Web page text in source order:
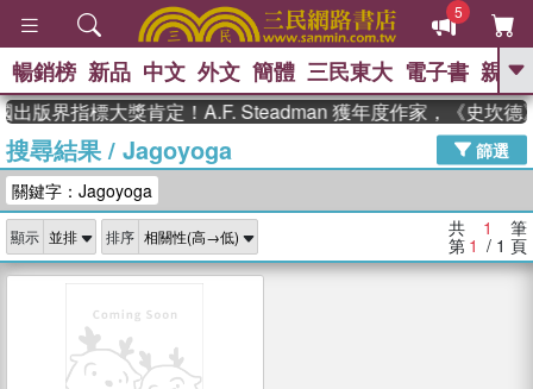
5
GO
高希均教授回憶錄
、 The Odyssey 、 父親節 、 如果歷
獎 臺灣漫遊錄 、 方念華 、 台灣的李
登輝時代
數學女孩：黎曼猜想 、
偉大的迷走神經
暢銷榜 新品 中文 外文 簡體 三民東大 電子書 親子
出版界指標大獎肯定！A.F. Steadman 獲年度作家，《史坎德
搜尋結果/ Jagoyoga
篩選
關鍵字：Jagoyoga
顯示 排序 共 1 筆
第 1 / 1 頁